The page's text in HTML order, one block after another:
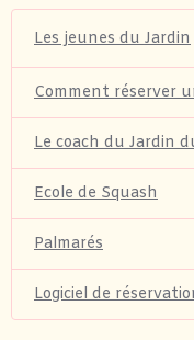
Les jeunes du Jardin
Comment réserver
Le coach du Jardin
Ecole de Squash
Palmarés
Logiciel de